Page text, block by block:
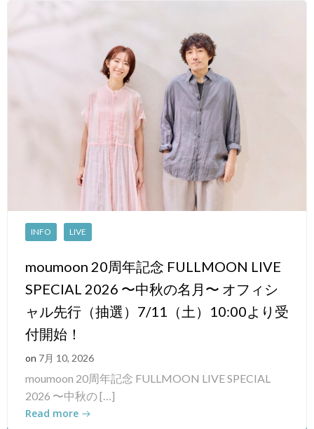
INFO LIVE
moumoon 20周年記念 FULLMOON LIVE
SPECIAL 2026 〜中秋の名月〜 オフィシ
ャル先行（抽選）7/11（土）10:00より受
付開始！
on 7月 10, 2026
moumoon 20周年記念 FULLMOON LIVE SPECIAL
2026 〜中秋の […]
Read more